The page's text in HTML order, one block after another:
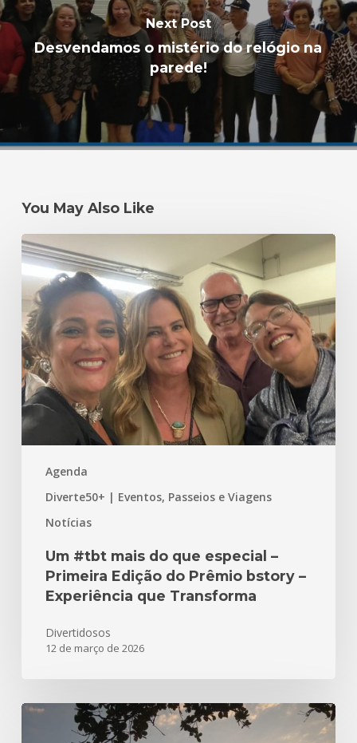
Next Post
Desvendamos o mistério do relógio na
parede!
You May Also Like
Agenda
Diverte50+ | Eventos, Passeios e Viagens
Notícias
Um
#tbt
mais
do
que
especial
–
Primeira
Edição
do
bstory
Transforma
Um #tbt mais do que especial –
Primeira Edição do Prêmio bstory –
Experiência que Transforma
Divertidosos
12 de março de 2026
Parabéns